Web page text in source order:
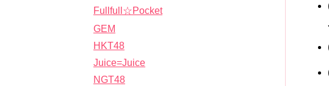
Fullfull☆Pocket
GEM
HKT48
Juice=Juice
NGT48